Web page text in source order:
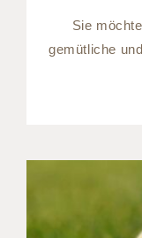
Sie
gemütliche